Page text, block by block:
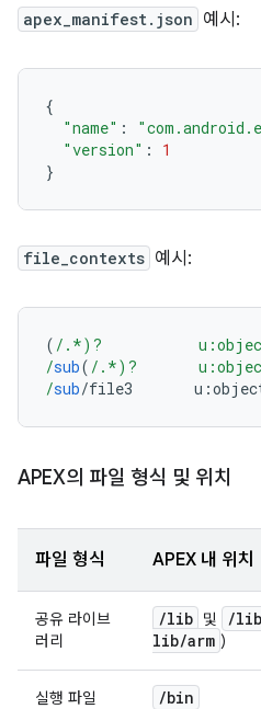
apex_manifest.json 예시:
{
"name" :
"version" :
1
}
file_contexts 예시:
( /.*)?
/sub( /.*)?
/sub/file3       u :
APEX의 파일 형식 및 위치
파일 형식 APEX 내 위치
공유 라이브
러리
/lib 및 /
lib/arm )
실행 파일 /bin